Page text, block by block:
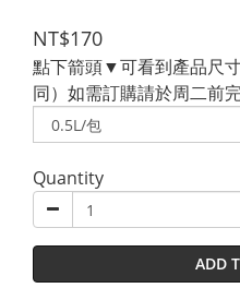
NT$170
點下箭頭▼可看到產品尺
同）如需訂購請於周二前
Quantity
ADD